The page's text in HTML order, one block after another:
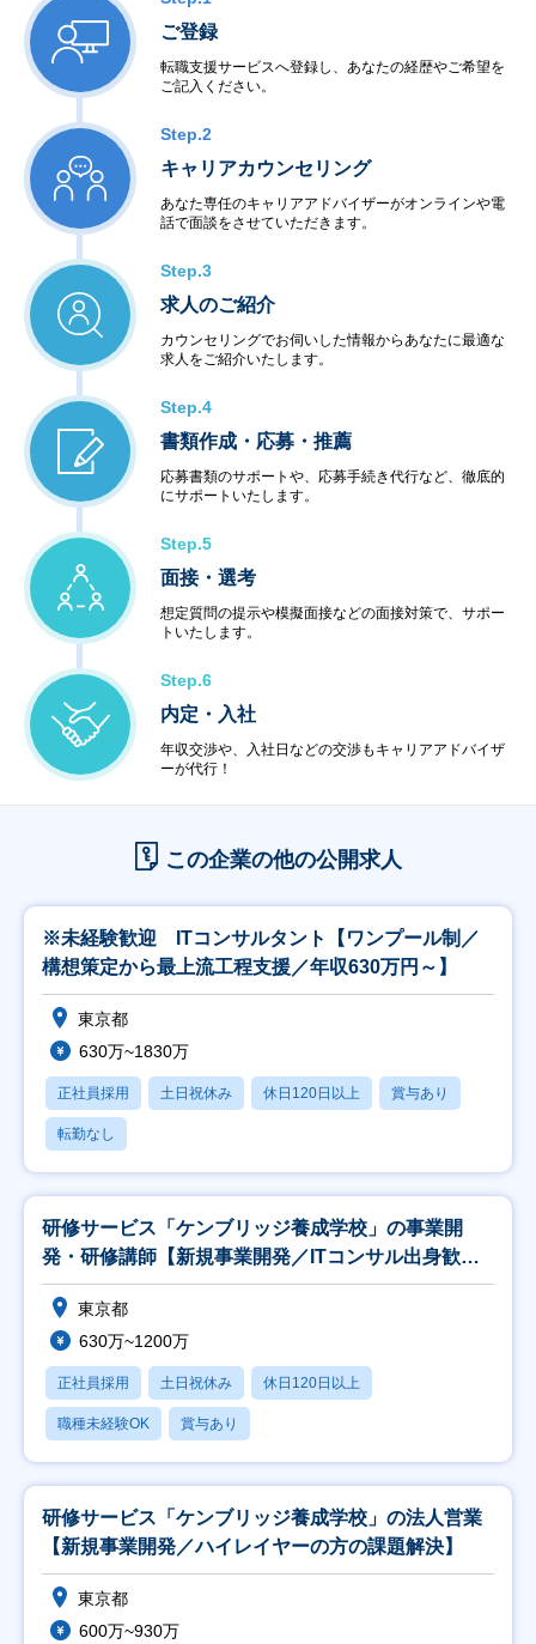
ご登録
転職支援サービスへ登録し、あなたの経歴やご希望を
ご記入ください。
Step.2
キャリアカウンセリング
あなた専任のキャリアアドバイザーがオンラインや電
話で面談をさせていただきます。
Step.3
求人のご紹介
カウンセリングでお伺いした情報からあなたに最適な
求人をご紹介いたします。
Step.4
書類作成・応募・推薦
応募書類のサポートや、応募手続き代行など、徹底的
にサポートいたします。
Step.5
面接・選考
想定質問の提示や模擬面接などの面接対策で、サポー
トいたします。
Step.6
内定・入社
年収交渉や、入社日などの交渉もキャリアアドバイザ
ーが代行！
この企業の他の公開求人
※未経験歓迎 ITコンサルタント【ワンプール制／
構想策定から最上流工程支援／年収630万円～】
東京都
630万~1830万
正社員採用 土日祝休み 休日120日以上 賞与あり
転勤なし
研修サービス「ケンブリッジ養成学校」の事業開
発・研修講師【新規事業開発／ITコンサル出身歓
迎】
東京都
630万~1200万
正社員採用 土日祝休み 休日120日以上
職種未経験OK 賞与あり
研修サービス「ケンブリッジ養成学校」の法人営業
【新規事業開発／ハイレイヤーの方の課題解決】
東京都
600万~930万